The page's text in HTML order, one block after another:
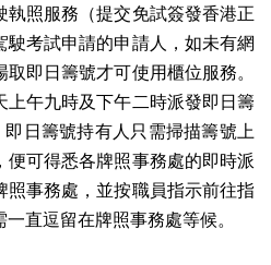
照服務（提交免試簽發香港正
駛考試申請的申請人，如未有網
即日籌號才可使用櫃位服務。
上午九時及下午二時派發即日籌
日籌號持有人只需掃描籌號上
便可得悉各牌照事務處的即時派
事務處，並按職員指示前往指
直逗留在牌照事務處等候。